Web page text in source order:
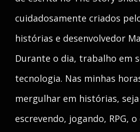
cuidadosamente criados
histórias e desenvolvedor
Durante o dia, trabalho em
tecnologia. Nas minhas
mergulhar em histórias,
escrevendo, jogando, RPG,